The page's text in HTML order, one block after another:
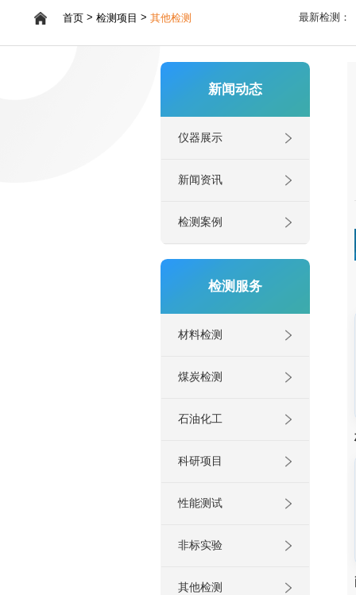
首页 >检测项目 >其他检测 最新检测：
新闻动态
仪器展示
新闻资讯
检测案例
检测服务
材料检测
煤炭检测
石油化工
科研项目
性能测试
非标实验
其他检测